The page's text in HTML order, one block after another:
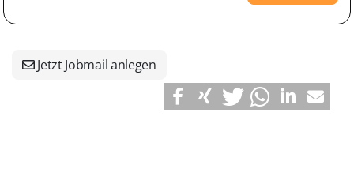
Jetzt Jobmail anlegen